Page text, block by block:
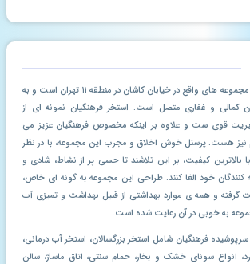
باشگاه فرهنگیان یکی از مجموعه های واقع در خیابان کاشان در منطقه ۱۱ تهران است و به
و غفاری متصل است. استخر فرهنگیان نمونه ای از
قوی ست و علاوه بر اینکه مخصوص فرهنگیان عزیز می
نیز هست. پرسنل خوش اخلاق و مجرب این مجموعه، با در نظر
بالاترین کیفیت، بر این تلاشند تا حسی پر از نشاط، شادی و
کنندگان خود الغا کنند. طراحی این مجموعه به گونه ای خاص،
گرفته و همه ی موارد بهداشتی از قبیل بهداشت و تمیزی آب
به خوبی در آن رعایت شده است.
فرهنگیان شامل استخر بزرگسالان، استخر آب درمانی،
انواع سونای خشک و بخار، حمام سنتی، اتاق ماساژ، سالن